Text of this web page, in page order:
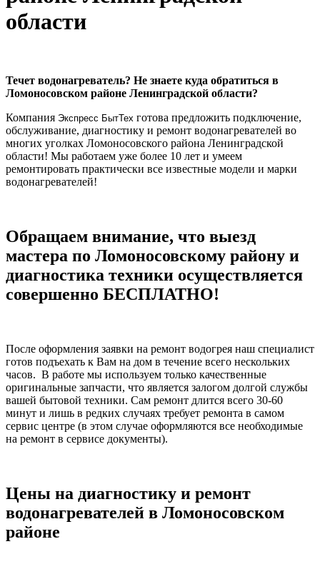
области
Течет водонагреватель? Не знаете куда обратиться в
Ломоносовском районе Ленинградской области?
Компания Экспресс БытТех готова предложить подключение,
обслуживание, диагностику и ремонт водонагревателей во
многих уголках Ломоносовского района Ленинградской
области! Мы работаем уже более 10 лет и умеем
ремонтировать практически все известные модели и марки
водонагревателей!
Обращаем внимание, что выезд
мастера по Ломоносовскому району и
диагностика техники осуществляется
совершенно БЕСПЛАТНО!
После оформления заявки на ремонт водогрея наш специалист
готов подъехать к Вам на дом в течение всего нескольких
часов. В работе мы используем только качественные
оригинальные запчасти, что является залогом долгой службы
вашей бытовой техники. Сам ремонт длится всего 30-60
минут и лишь в редких случаях требует ремонта в самом
сервис центре (в этом случае оформляются все необходимые
на ремонт в сервисе документы).
Цены на диагностику и ремонт
водонагревателей в Ломоносовском
районе